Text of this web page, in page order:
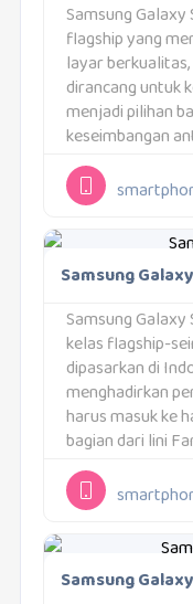
Samsung
flagship yang
layar
dirancang untuk
menjadi pilihan
keseimbangan
lengkap dalam
menghadirkan
pengalaman
Samsung
Samsung
kelas flagship-
dipasarkan di
menghadirkan
harus masuk ke
bagian dari lini
memadukan
layar premium,
Samsung